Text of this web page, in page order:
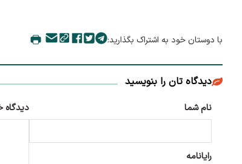
با دوستان خود به اشتراک بگذارید:
دیدگاه تان را بنویسید
نام شما
رایانامه
دیدگاه